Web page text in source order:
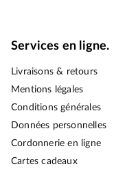
Services en ligne.
Livraisons & retours
Mentions légales
Conditions générales
Données personnelles
Cordonnerie en ligne
Cartes cadeaux